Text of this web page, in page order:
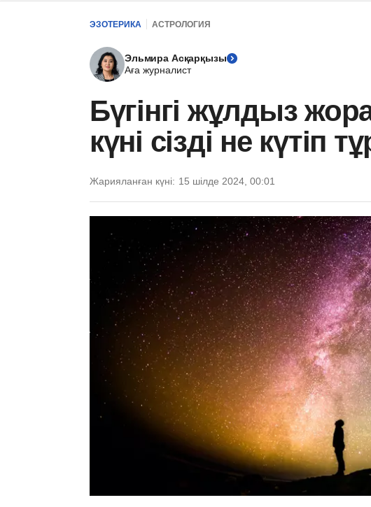
ЭЗОТЕРИКА АСТРОЛОГИЯ
Эльмира Асқарқызы
Аға журналист
Бүгінгі жұлдыз
күні сізді не күтіп
Жарияланған күні: 15 шілде 2024, 00:01